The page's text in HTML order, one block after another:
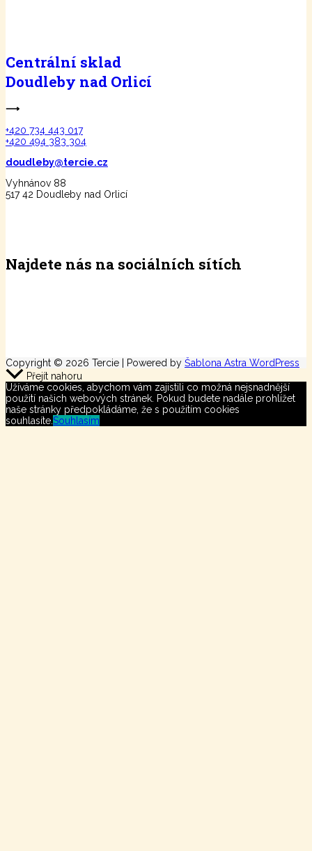
Centrální sklad
Doudleby nad Orlicí
⟶
+420 734 443 017
+420 494 383 304
doudleby@tercie.cz
Vyhnánov 88
517 42 Doudleby nad Orlicí
Najdete nás na sociálních sítích
Copyright © 2026 Tercie | Powered by Šablona Astra WordPress
Přejít nahoru
Užíváme cookies, abychom vám zajistili co možná nejsnadnější
použití našich webových stránek. Pokud budete nadále prohlížet
naše stránky předpokládáme, že s použitím cookies
souhlasíte.Souhlasím